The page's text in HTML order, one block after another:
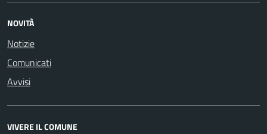
NOVITÀ
Notizie
Comunicati
Avvisi
VIVERE IL COMUNE